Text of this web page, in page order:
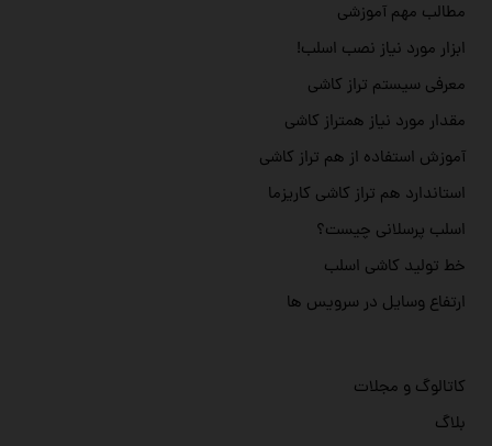
کاتالوگ و مجلات
بلاگ
مطالب مهم آموزشی
ابزار مورد نیاز نصب اسلب!
معرفی سیستم تراز کاشی
مقدار مورد نیاز همتراز کاشی
آموزش استفاده از هم تراز کاشی
استاندارد هم تراز کاشی کاریزما
اسلب پرسلانی چیست؟
خط تولید کاشی اسلب
ارتفاع وسایل در سرویس ها